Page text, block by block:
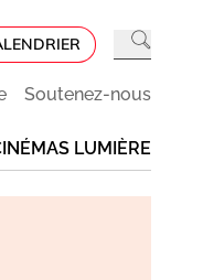
Soutenez-nous
LUMIÈRE